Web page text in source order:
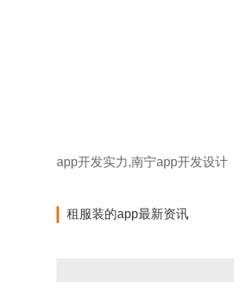
app开发实力,南宁app开发设计
租服装的app最新资讯